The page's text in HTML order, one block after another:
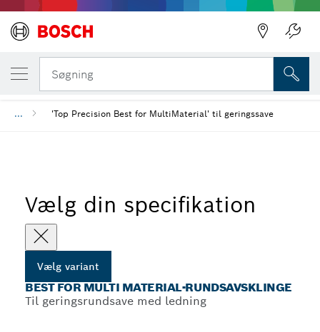
Søgning
... 'Top Precision Best for MultiMaterial' til geringssave
Vælg din specifikation
Vælg variant
BEST FOR MULTI MATERIAL-RUNDSAVSKLINGE
Til geringsrundsave med ledning
DIN VALGTE VARIANT
Best for Multi Material-rundsavsklinge